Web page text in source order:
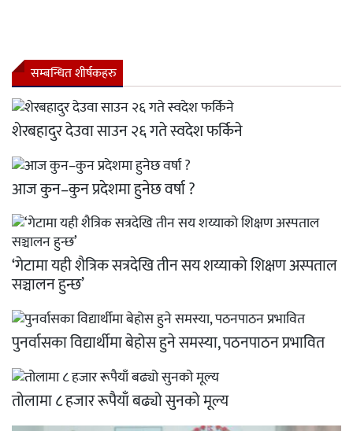
सम्बन्धित शीर्षकहरु
शेरबहादुर देउवा साउन २६ गते स्वदेश फर्किने
आज कुन–कुन प्रदेशमा हुनेछ वर्षा ?
‘गेटामा यही शैत्रिक सत्रदेखि तीन सय शय्याको शिक्षण अस्पताल
सञ्चालन हुन्छ’
पुनर्वासका विद्यार्थीमा बेहोस हुने समस्या, पठनपाठन प्रभावित
तोलामा ८ हजार रूपैयाँ बढ्यो सुनको मूल्य